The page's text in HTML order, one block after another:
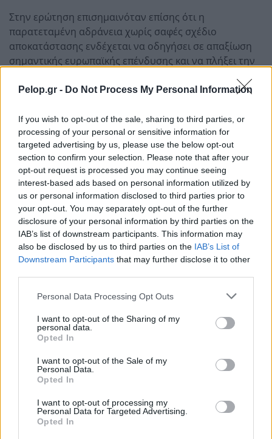
Pelop.gr - Do Not Process My Personal Information
If you wish to opt-out of the sale, sharing to third parties, or
processing of your personal or sensitive information for
targeted advertising by us, please use the below opt-out
section to confirm your selection. Please note that after your
opt-out request is processed you may continue seeing
interest-based ads based on personal information utilized by
us or personal information disclosed to third parties prior to
your opt-out. You may separately opt-out of the further
disclosure of your personal information by third parties on the
IAB’s list of downstream participants. This information may
also be disclosed by us to third parties on the IAB’s List of
Downstream Participants that may further disclose it to other
Please note that this website/app uses one or more Google
not limited to your visit or usage behaviour. You may click to
grant or deny consent to Google and its third-party tags to
use your data for below specified purposes in below Google
consent section.
Personal Data Processing Opt Outs
I want to opt-out of the Sharing of my
personal data.
Opted In
I want to opt-out of the Sale of my
Personal Data.
Opted In
I want to opt-out of processing my
Personal Data for Targeted Advertising.
Opted In
Στην ερώτηση επισημαινόταν επίσης ότι η
παρατεταμένη αδράνεια χωρίς σαφές σχέδιο
αποκατάστασης ενδέχεται να οδηγήσει σε απαξίωση
σημαντικής ευρωπαϊκής επένδυσης και να πλήξει την
Το επόμενο βήμα
Με την απάντηση της Κομισιόν να μεταφέρει το βάρος
της ευθύνης στο εθνικό επίπεδο, το ενδιαφέρον πλέον
στρέφεται στις αποφάσεις της ελληνικής κυβέρνησης
και των αρμόδιων υπουργείων για το χρονοδιάγραμμα
επαναλειτουργίας του Οδοντωτού και τα έργα
θωράκισης της γραμμής.
Οι κάτοικοι της περιοχής και οι επισκέπτες των
Καλαβρύτων αναμένουν συγκεκριμένες παρεμβάσεις,
με στόχο την αποκατάσταση ενός ιστορικού και
τουριστικά κρίσιμου σιδηροδρομικού άξονα.
ανοιχτή γραμμή με τον Πολίτη
Η φωνή σου έχει δύναμη – στείλε παράπονα,
καταγγελίες ή ιδέες για τη γειτονιά σου.